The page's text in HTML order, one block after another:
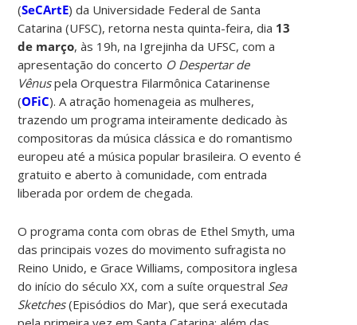
(SeCArtE) da Universidade Federal de Santa
Catarina (UFSC), retorna nesta quinta-feira, dia 13
de março, às 19h, na Igrejinha da UFSC, com a
apresentação do concerto O Despertar de
Vênuspela Orquestra Filarmônica Catarinense
(OFiC). A atração homenageia as mulheres,
trazendo um programa inteiramente dedicado às
compositoras da música clássica e do romantismo
europeu até a música popular brasileira. O evento é
gratuito e aberto à comunidade, com entrada
liberada por ordem de chegada.
O programa conta com obras de Ethel Smyth, uma
das principais vozes do movimento sufragista no
Reino Unido, e Grace Williams, compositora inglesa
do início do século XX, com a suíte orquestral Sea
Sketches(Episódios do Mar), que será executada